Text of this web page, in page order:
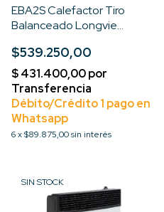
EBA2S Calefactor Tiro
Balanceado Longvie
$539.250,00
6x$89.875,00sin interés
SIN STOCK